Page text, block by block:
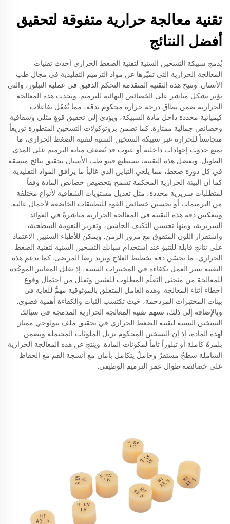
تقنية معالجة حرارية متفوقة لتحقيق
أفضل النتائج
يُدمج سبيكة التسخين السنية لتقنية الضغط الحراري أحدث تقنيات
المعالجة الحرارية التي تميّزها عن مواد الترميم التقليدية في مجال طب
الأسنان. وتتيح هذه التقنية المتقدمة التحكم الدقيق في عملية التبلور، والتي
تؤثر بشكل مباشر على الخصائص النهائية للترميم. وتحدث هذه المعالجة
الحرارية ضمن نطاق درجة حرارة محكوم بدقة، مما يُفعّل تفاعلات
كيميائية محددة داخل مادة السبيكة، ويؤدي إلى تحقيق قوةٍ مثلى وشفافية
وخصائص جمالية ممتازة. كما تضمن بروتوكولات التسخين المتطورة توزيعاً
متجانساً للحرارة عبر سبيكة التسخين السنية لتقنية الضغط الحراري، ما
يمنع حدوث إجهادات داخلية أو عيوب قد تُضعف متانة الترميم على المدى
الطويل. وبفضل هذه التقنية، يستطيع فنيو طب الأسنان تحقيق نتائج متسقة
في كل دورة ضغط، مما يلغي التباين الذي غالباً ما يرافق المواد التقليدية.
كما أن البيئة الحرارية المحكمة تسمح بتخصيص خصائص المادة وفقاً
لمتطلبات سريرية محددة، مثل تعديل مستويات الشفافية لأنواع مختلفة
من الترميمات أو تحسين خصائص القوة للتطبيقات الخاضعة لأحمال عالية.
وتنعكس دقة هذه التقنية في المعالجة الحرارية مباشرةً في الفوائد
السريرية، ومنها تحسين التكيف الحاشي، وتعزيز النعومة السطحية،
واستقرار اللون المتفوق مع مرور الزمن. ويمكن للأطباء السنيين الاعتماد
على نتائج قابلة للتنبؤ عند استخدام سبائك التسخين السنية لتقنية الضغط
الحراري، ما يحسّن دقة تخطيط العلاج ويزيد رضا المرضى. كما تدعم هذه
التقنية سير العمل بكفاءة في المختبرات السنية، إذ تقلل المعايير الموحَّدة
للمعالجة من منحنى التعلّم المطلوب للفنيين وتقلل من احتمال وقوع
أخطاء أثناء المعالجة. وهذه العامل المتعلق بالموثوقية مهمٌّ للغاية في
بيئات المختبرات المزدحمة، حيث تكتسب الثبات والكفاءة أهمية قصوى.
وبالإضافة إلى ذلك، تسهم تقنية المعالجة الحرارية المدمجة في سبائك
التسخين السنية لتقنية الضغط الحراري في تحقيق ملف بيولوجي ممتاز
لهذه المادة، إذ إن التسخين المحكوم يزيل الملوثات المحتملة ويضمن
بلمرةً كاملة أو تبلوراً تاماً لمكونات المادة. وينتج عن هذه المعالجة الحرارية
الشاملة سطحٌ مستقرٌ وخاملٌ يتكامل بأمان مع أنسجة الفم مع الحفاظ
على خصائصه طوال عمر الترميم الوظيفي.